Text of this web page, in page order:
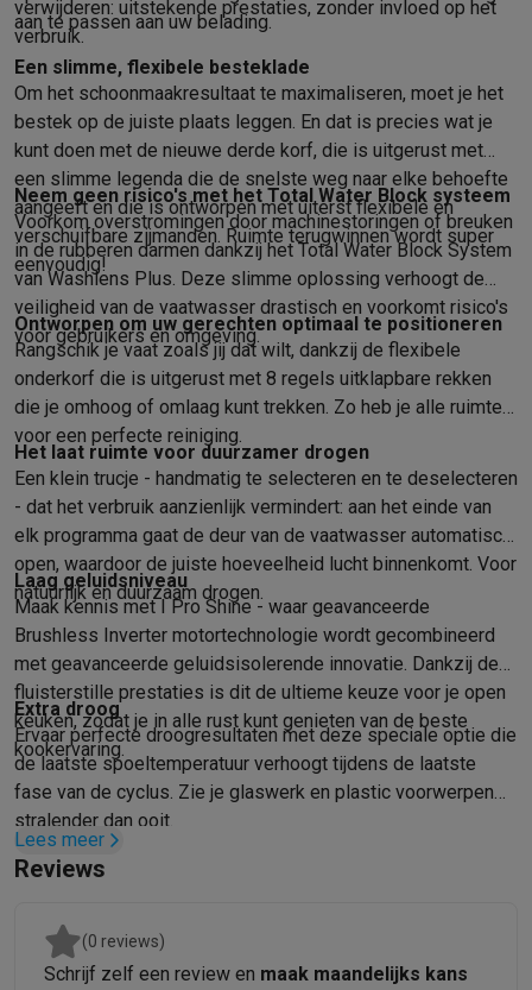
SoldenAlle soldendealsSolden op groot elektro
Solden op
Daarom Krëfel
Gratis levering Laagste prijsgarantie
Installatie aan huisGroot elektro installatie Inbouw installatie
BetalingsmogelijkhedenGift cardEcochequesKopen op
KlantenserviceHerstelling van je toestelControleer jouw
Groot elektro & inbouwVind jouw ideale wasmachineWelke
Klein elektroBeauty & gezondheidHuishoudenKeukenMeer...
Beeld & Geluid Kies jouw ideale TV Een speaker voor elke
Sport & OntspanningHoe kies je een smartwatch?Hoe kies je
Outlet
OutletAlle outlet deals Outlet multimedia & telefonieOutlet
verwijderen: uitstekende prestaties, zonder invloed op het
verbruik.
aan te passen aan uw belading.
Een slimme, flexibele besteklade
Om het schoonmaakresultaat te maximaliseren, moet je het
bestek op de juiste plaats leggen. En dat is precies wat je
kunt doen met de nieuwe derde korf, die is uitgerust met
een slimme legenda die de snelste weg naar elke behoefte
aangeeft en die is ontworpen met uiterst flexibele en
verschuifbare zijmanden. Ruimte terugwinnen wordt super
eenvoudig!
Neem geen risico's met het Total Water Block systeem
Voorkom overstromingen door machinestoringen of breuken
in de rubberen darmen dankzij het Total Water Block System
van Washlens Plus. Deze slimme oplossing verhoogt de
veiligheid van de vaatwasser drastisch en voorkomt risico's
voor gebruikers en omgeving.
Ontworpen om uw gerechten optimaal te positioneren
Rangschik je vaat zoals jij dat wilt, dankzij de flexibele
onderkorf die is uitgerust met 8 regels uitklapbare rekken
die je omhoog of omlaag kunt trekken. Zo heb je alle ruimte
voor een perfecte reiniging.
Het laat ruimte voor duurzamer drogen
Een klein trucje - handmatig te selecteren en te deselecteren
- dat het verbruik aanzienlijk vermindert: aan het einde van
elk programma gaat de deur van de vaatwasser automatisch
open, waardoor de juiste hoeveelheid lucht binnenkomt. Voor
natuurlijk en duurzaam drogen.
Laag geluidsniveau
Maak kennis met I Pro Shine - waar geavanceerde
Brushless Inverter motortechnologie wordt gecombineerd
met geavanceerde geluidsisolerende innovatie. Dankzij de
fluisterstille prestaties is dit de ultieme keuze voor je open
keuken, zodat je in alle rust kunt genieten van de beste
kookervaring.
Extra droog
Ervaar perfecte droogresultaten met deze speciale optie die
de laatste spoeltemperatuur verhoogt tijdens de laatste
fase van de cyclus. Zie je glaswerk en plastic voorwerpen
stralender dan ooit.
Lees meer
Reviews
(0 reviews)
Schrijf zelf een review en maak maandelijks kans